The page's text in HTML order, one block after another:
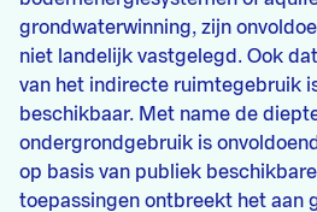
grondwaterwinning, zijn
niet landelijk vastgelegd. Ook
van het indirecte ruimtegebruik
beschikbaar. Met name de
ondergrondgebruik is
op basis van publiek beschikbare
toepassingen ontbreekt het aan